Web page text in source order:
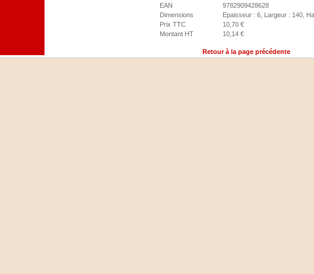
EAN
9782909428628
Dimensions
Epaisseur : 6, Largeur : 140,
Prix TTC
10,70 €
Montant HT
10,14 €
Retour à la page précédente